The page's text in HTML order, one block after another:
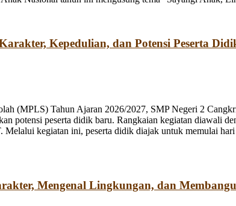
Kepedulian, dan Potensi Peserta
(MPLS) Tahun Ajaran 2026/2027, SMP Negeri 2
potensi peserta didik baru. Rangkaian kegiatan diawali
kegiatan ini, peserta didik diajak untuk memulai
Mengenal Lingkungan, dan